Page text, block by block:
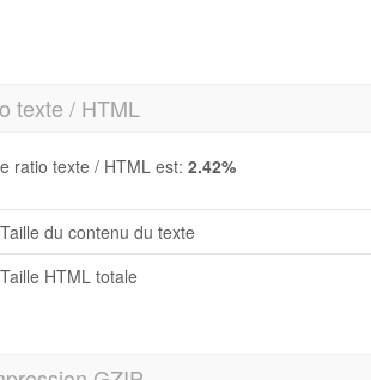
texte / HTML
ratio texte / HTML est: 2.42%
Taille du contenu du texte
Taille HTML totale